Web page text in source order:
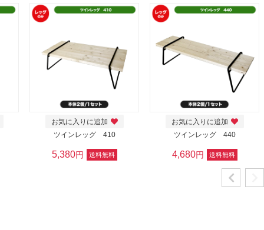
お気に入りに追加
ツインレッグ 410
5,380円 送料無料
お気に入りに追加
ツインレッグ 440
4,680円 送料無料